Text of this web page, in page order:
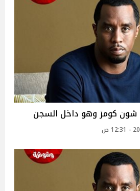
شون كومز وهو داخل السجن